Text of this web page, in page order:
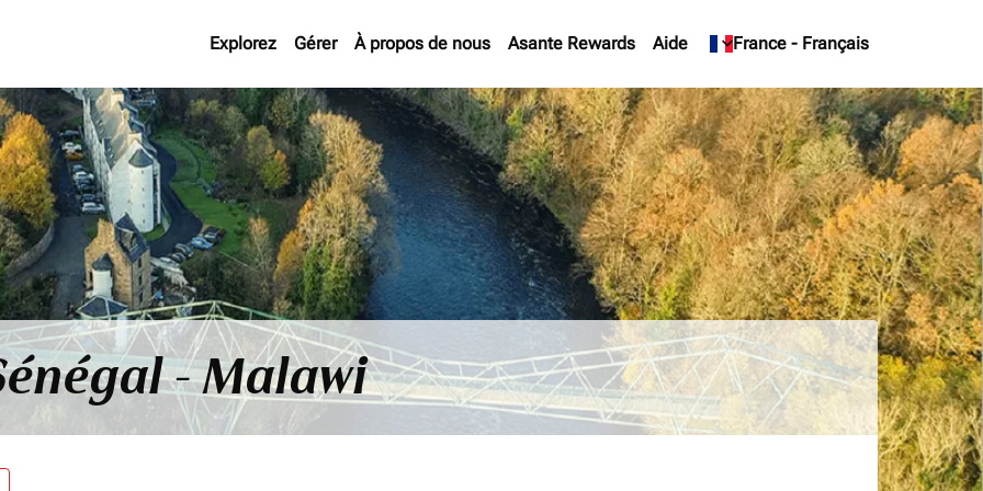
Explorez Gérer À propos de nous Asante Rewards Aide France - Français
keyboard_arrow_down
- Malawi